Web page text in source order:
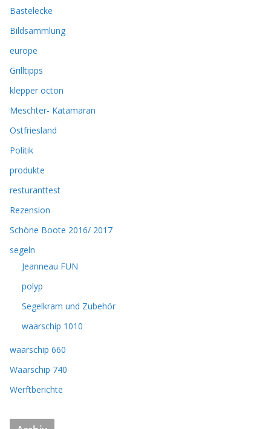
Bastelecke
Bildsammlung
europe
Grilltipps
klepper octon
Meschter- Katamaran
Ostfriesland
Politik
produkte
resturanttest
Rezension
Schöne Boote 2016/ 2017
segeln
Jeanneau FUN
polyp
Segelkram und Zubehör
waarschip 1010
waarschip 660
Waarschip 740
Werftberichte